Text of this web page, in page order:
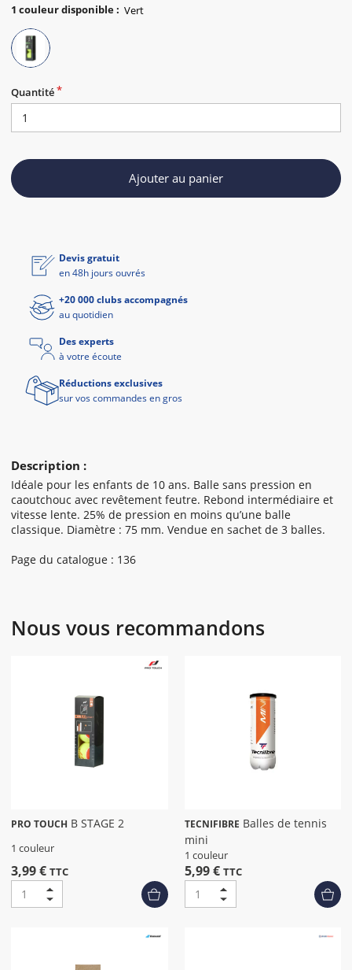
1 couleur disponible:
Quantité
Ajouter au panier
Description :
Idéale pour les enfants de 10 ans. Balle sans pression en
caoutchouc avec revêtement feutre. Rebond intermédiaire et
vitesse lente. 25% de pression en moins qu’une balle
classique. Diamètre : 75 mm. Vendue en sachet de 3 balles.
Page du catalogue : 136
Devis gratuit
en 48h jours ouvrés
+20 000 clubs accompagnés
au quotidien
Des experts
à votre écoute
Réductions exclusives
sur vos commandes en gros
Nous vous recommandons
PRO TOUCH B STAGE 2
1 couleur
3,99 € TTC
TECNIFIBRE
mini
1 couleur
5,99 € TTC